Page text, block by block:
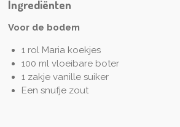
Ingrediënten
Voor de bodem
1 rol Maria koekjes
100 ml vloeibare boter
1 zakje vanille suiker
Een snufje zout